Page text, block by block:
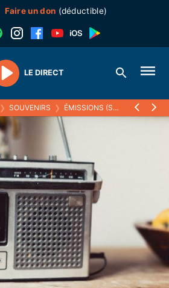
Faire un don (déductible)
Play
LE DIRECT
❯ SOUVENIRS ❯ ÉMISSIONS (SOUVENIRS) ❯